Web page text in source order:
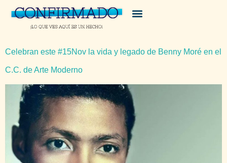
Celebran este #15Nov la vida y legado de Benny Moré en el
C.C. de Arte Moderno